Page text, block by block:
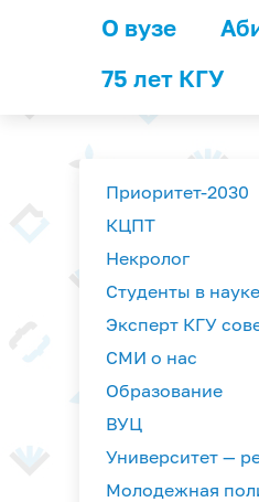
О вузе
75 лет КГУ
Приоритет-2030
КЦПТ
Некролог
Студенты в науке
Эксперт КГУ
СМИ о нас
Образование
ВУЦ
Университет —
Молодежная